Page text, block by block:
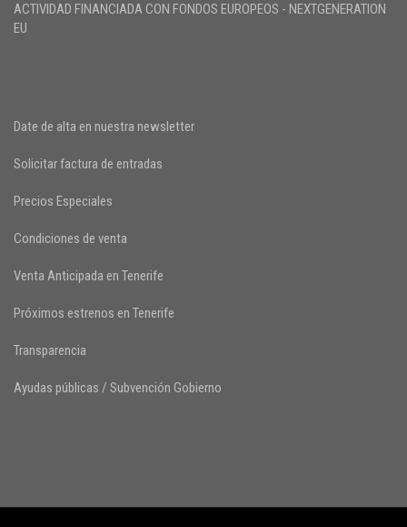
ACTIVIDAD FINANCIADA CON FONDOS EUROPEOS - NEXTGENERATION
EU
Date de alta en nuestra newsletter
Solicitar factura de entradas
Precios Especiales
Condiciones de venta
Venta Anticipada en Tenerife
Próximos estrenos en Tenerife
Transparencia
Ayudas públicas / Subvención Gobierno